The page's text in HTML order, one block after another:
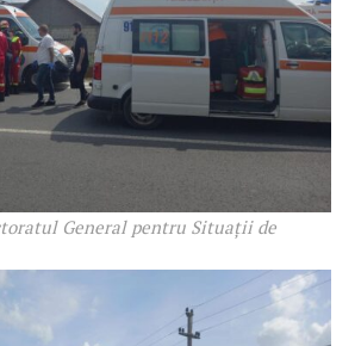
General pentru Situații de